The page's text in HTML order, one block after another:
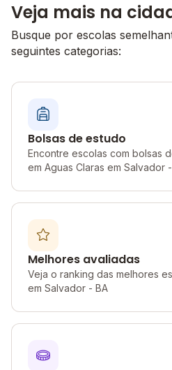
Veja mais na
Busque por escolas
seguintes categorias:
Bolsas de estudo
Encontre escolas com bolsas
em Aguas Claras em Salvador
Melhores avaliadas
Veja o ranking das melhores
em Salvador - BA